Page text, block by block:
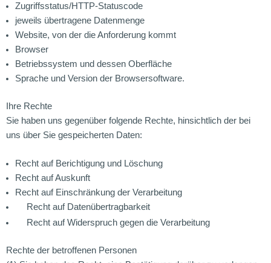
Zugriffsstatus/HTTP-Statuscode
jeweils übertragene Datenmenge
Website, von der die Anforderung kommt
Browser
Betriebssystem und dessen Oberfläche
Sprache und Version der Browsersoftware.
Ihre Rechte
Sie haben uns gegenüber folgende Rechte, hinsichtlich der bei
uns über Sie gespeicherten Daten:
Recht auf Berichtigung und Löschung
Recht auf Auskunft
Recht auf Einschränkung der Verarbeitung
Recht auf Datenübertragbarkeit
Recht auf Widerspruch gegen die Verarbeitung
Rechte der betroffenen Personen